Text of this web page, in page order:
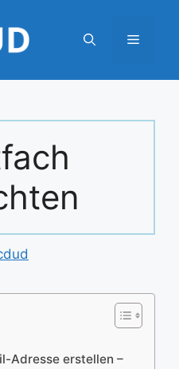
Menu
Adresse erstellen –